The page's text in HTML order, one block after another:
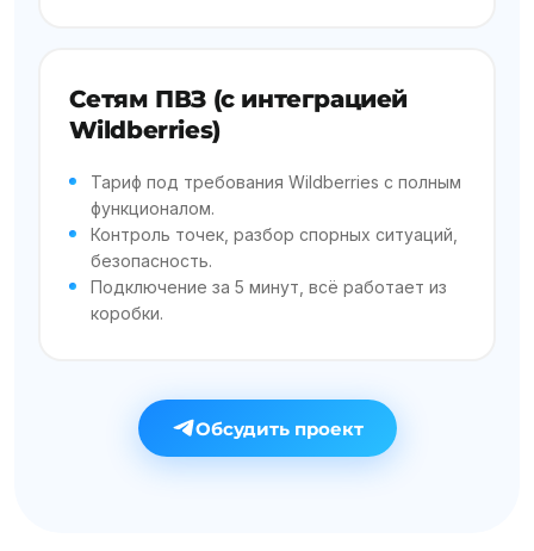
Сетям ПВЗ (с интеграцией
Wildberries)
Тариф под требования Wildberries с полным
функционалом.
Контроль точек, разбор спорных ситуаций,
безопасность.
Подключение за 5 минут, всё работает из
коробки.
Обсудить проект